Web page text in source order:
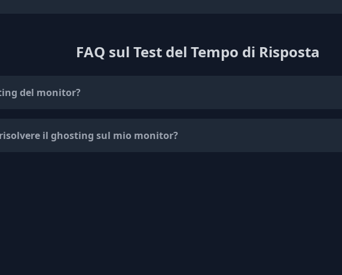
FAQ sul Test del Tempo di Risposta
del monitor?
il ghosting sul mio monitor?